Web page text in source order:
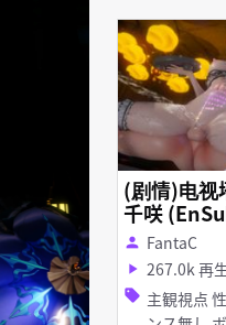
(剧情)电视
千咲
person FantaC
play_arrow 267.0k 再
sell 主観視点 性行為有り ダ